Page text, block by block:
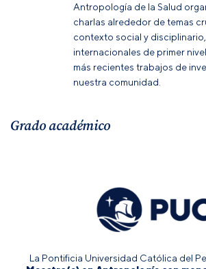
Antropología de la Salud
charlas alrededor de temas
contexto social y
internacionales de primer
más recientes trabajos de
nuestra comunidad.
Grado académico
La Pontificia Universidad Católica del